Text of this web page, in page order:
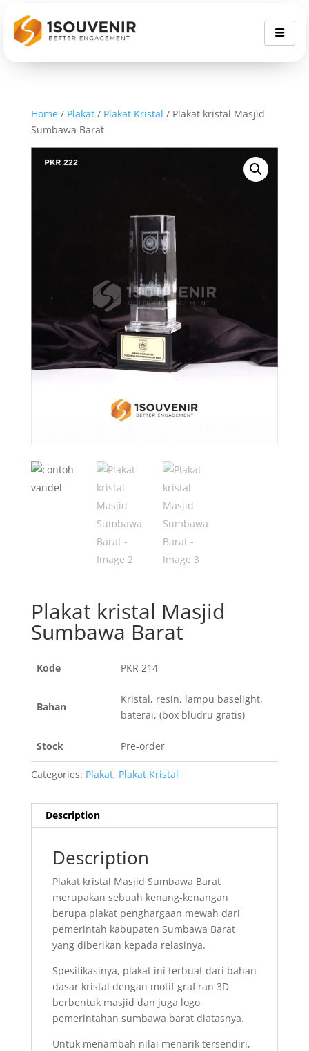
Home/ Plakat/ Plakat Kristal / Plakat kristal Masjid
Sumbawa Barat
Plakat kristal Masjid
Sumbawa Barat
Kode PKR 214
Bahan
Kristal, resin, lampu baselight,
baterai, (box bludru gratis)
Stock Pre-order
Categories: Plakat, Plakat Kristal
Description
Description
Plakat kristal Masjid Sumbawa Barat
merupakan sebuah kenang-kenangan
berupa plakat penghargaan mewah dari
pemerintah kabupaten Sumbawa Barat
yang diberikan kepada relasinya.
Spesifikasinya, plakat ini terbuat dari bahan
dasar kristal dengan motif grafiran 3D
berbentuk masjid dan juga logo
pemerintahan sumbawa barat diatasnya.
Untuk menambah nilai menarik tersendiri,